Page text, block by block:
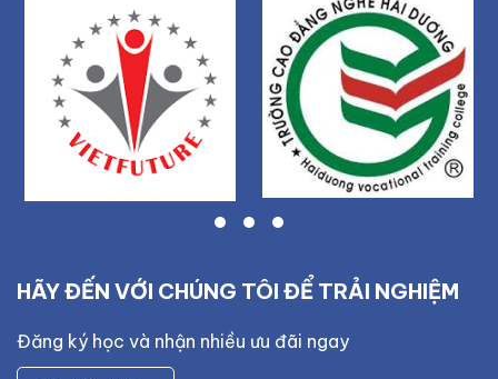
HÃY ĐẾN VỚI CHÚNG TÔI ĐỂ TRẢI NGHIỆM
Đăng ký học và nhận nhiều ưu đãi ngay